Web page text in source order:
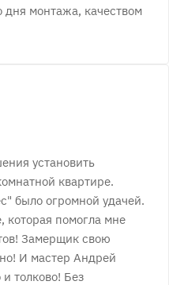
монтажа, качеством
установить
квартире.
было огромной удачей.
которая помогла мне
Замерщик свою
И мастер Андрей
толково! Без